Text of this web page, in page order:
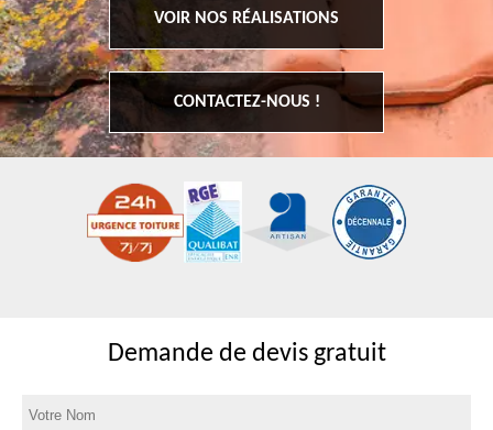
VOIR NOS RÉALISATIONS
CONTACTEZ-NOUS !
Demande de devis gratuit